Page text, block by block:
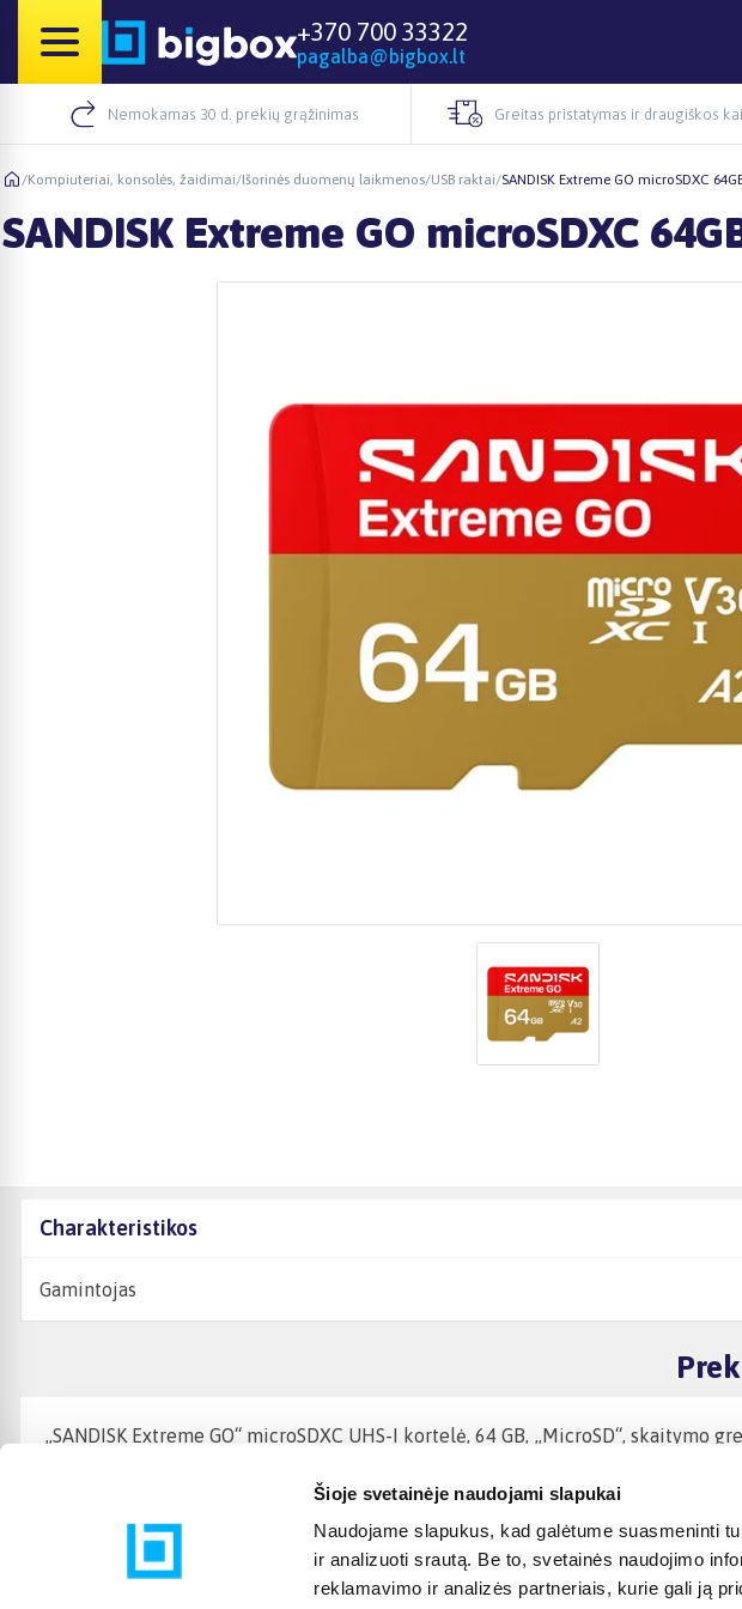
Šioje svetainėje naudojami slapukai
Naudojame slapukus, kad galėtume suasmeninti
ir analizuoti srautą. Be to, svetainės naudojimo
reklamavimo ir analizės partneriais, kurie gali ją
+370 700 33322
pagalba@bigbox.lt
Nemokamas 30 d. prekių grąžinimas Greitas pristatymas ir draugiškos
/Kompiuteriai, konsolės, žaidimai/Išorinės duomenų laikmenos/USB raktai/SANDISK Extreme GO microSDXC
SANDISK Extreme GO microSDXC
Charakteristikos
Gamintojas
„SANDISK Extreme GO“ microSDXC UHS-I kortelė, 64 GB, „MicroSD“, skaitymo